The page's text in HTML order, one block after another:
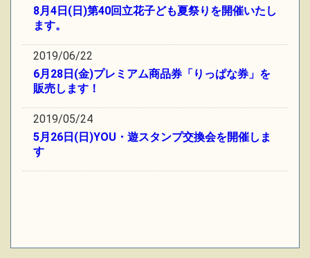
8月4日(日)第40回立花子ども夏祭りを開催いたし
ます。
2019/06/22
6月28日(金)プレミアム商品券「りっぱな券」を
販売します！
2019/05/24
5月26日(日)YOU・遊スタンプ交換会を開催しま
す